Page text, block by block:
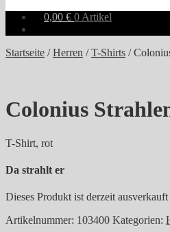
0,00 € 0 Artikel
Startseite /Herren /T-Shirts /
Colonius
T-Shirt, rot
Da strahlt er
Dieses Produkt ist derzeit
Artikelnummer: 103400 Kategorien: